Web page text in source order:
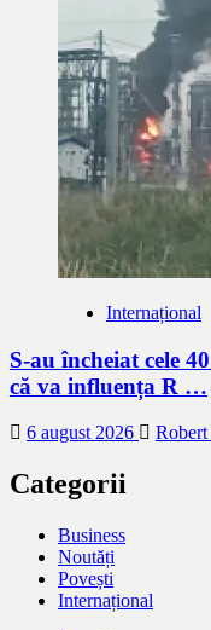
Internațional
S-au încheiat cele
că va influența R …
6 august 2026 Robert
Categorii
Business
Noutăți
Povești
Internațional